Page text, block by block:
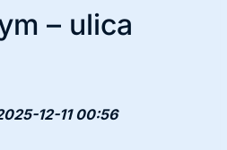
– ulica
12-11 00:56